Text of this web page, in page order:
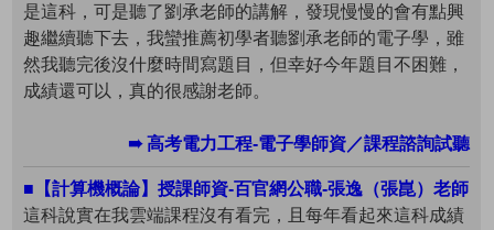
是這科，可是聽了劉承老師的講解，發現慢慢的會有點興
趣繼續聽下去，我蠻推薦初學者聽劉承老師的電子學，雖
然我聽完後沒什麼時間寫題目，但幸好今年題目不困難，
成績還可以，真的很感謝老師。
➠ 高考電力工程-電子學師資／課程諮詢試聽
■【計算機概論】授課師資-百官網公職-張逸（張崑）老師
這科說實在我雲端課程沒有看完，且每年看起來這科成績